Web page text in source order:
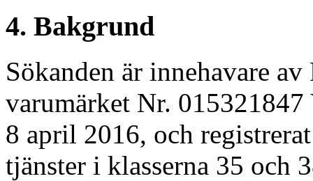
4. Bakgrund
Sökanden är innehavare
varumärket Nr.
8 april 2016, och
tjänster i klasserna 35 och